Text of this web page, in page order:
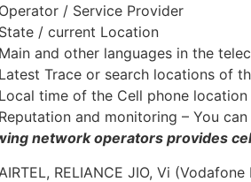
Operator / Service Provider
State / current Location
Main and other languages in the
Latest Trace or search locations of
Local time of the Cell phone location
Reputation and monitoring – You
network operators provides
AIRTEL, RELIANCE JIO, Vi